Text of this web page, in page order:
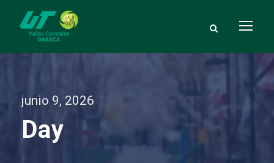
junio 9, 2026
Day